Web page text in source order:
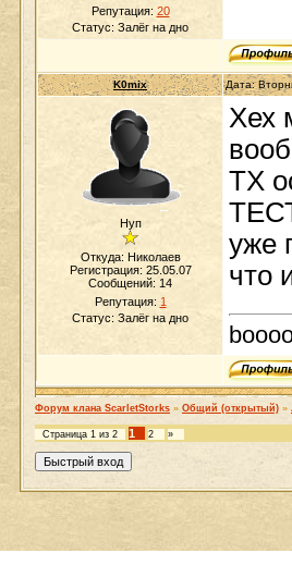
Репутация: 20
Статус: Залёг на дно
K0mix Дата:
Нуп
Откуда: Николаев
Регистрация: 25.05.07
Сообщений: 14
Репутация: 1
Статус: Залёг на дно
Хех
ТХ
уже
что
Форум клана ScarletStorks » Общий (открытый) »
Страница 1 из 2 1 2 »